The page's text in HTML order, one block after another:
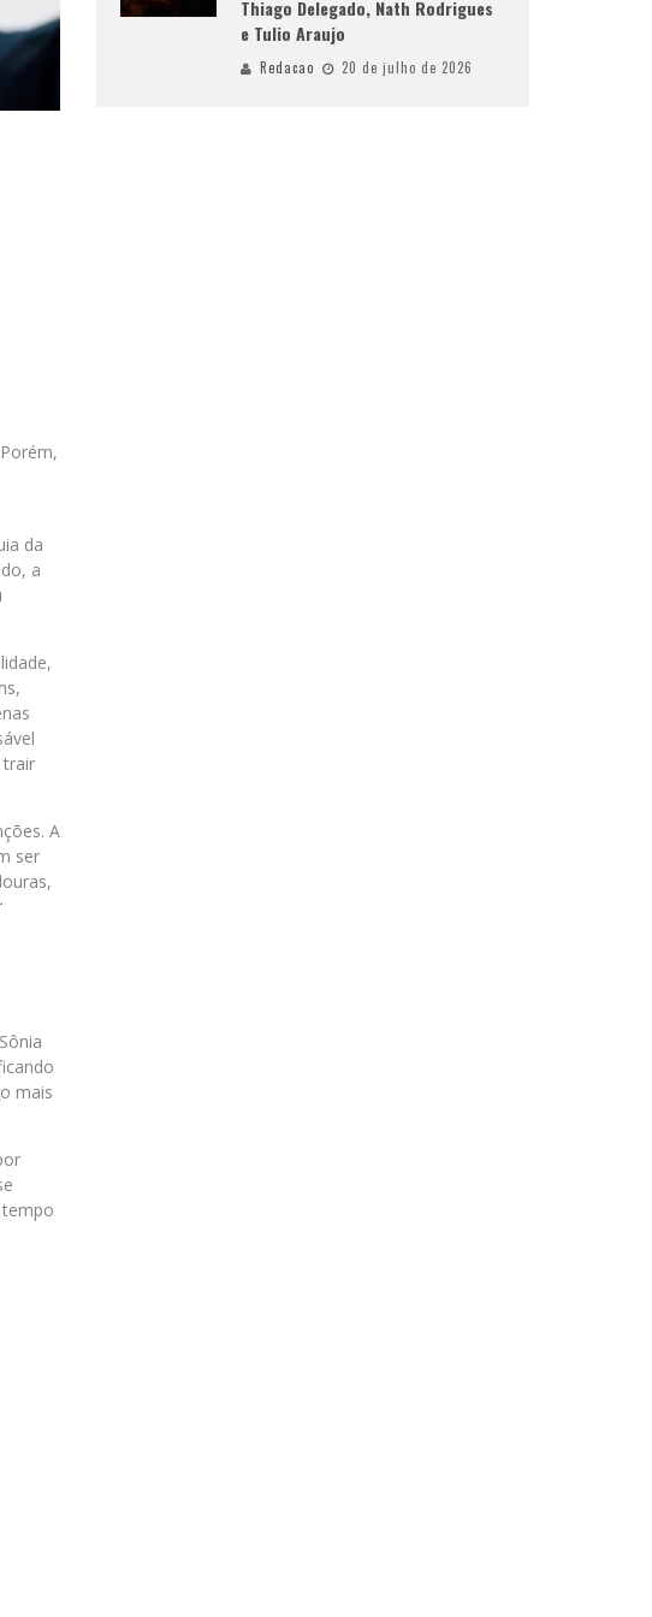
da
a
trair
A
ser
mais
Thiago Delegado, Nath Rodrigues
e Tulio Araujo
Redacao 20 de julho de 2026